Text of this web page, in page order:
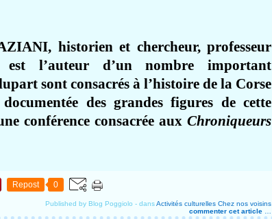
historien et chercheur, professeur
l’auteur d’un nombre important
sont consacrés à l’histoire de la Corse
des grandes figures de cette
conférence consacrée aux Chroniqueurs
Repost 0
Published by Blog Poggiolo - dansActivités culturelles Chez nos voisins
commenter cet article